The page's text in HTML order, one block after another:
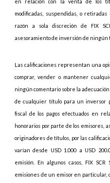
modificadas, suspendidas, o
razón a sola discreción de FIX
asesoramiento de inversión de ningún
Las calificaciones representan una
comprar, vender o mantener
ningún comentario sobre la
de cualquier título para un inversor
fiscal de los pagos efectuados en
honorarios por parte de los emisores,
originadores de títulos, por las
varían desde USD 1.000 a USD
emisión. En algunos casos, FIX
emisiones de un emisor en particular,